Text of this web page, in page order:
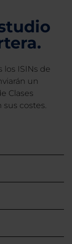
los ISINs de
un
Clases
sus costes.